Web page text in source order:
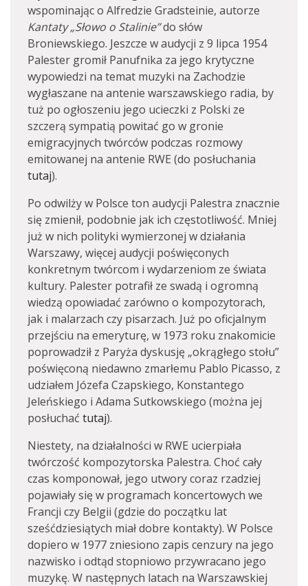
wspominając o Alfredzie Gradsteinie, autorze
Kantaty „Słowo o Stalinie”do słów
Broniewskiego. Jeszcze w audycji z 9 lipca 1954
Palester gromił Panufnika za jego krytyczne
wypowiedzi na temat muzyki na Zachodzie
wygłaszane na antenie warszawskiego radia, by
tuż po ogłoszeniu jego ucieczki z Polski ze
szczerą sympatią powitać go w gronie
emigracyjnych twórców podczas rozmowy
emitowanej na antenie RWE (do posłuchania
tutaj).
Po odwilży w Polsce ton audycji Palestra znacznie
się zmienił, podobnie jak ich częstotliwość. Mniej
już w nich polityki wymierzonej w działania
Warszawy, więcej audycji poświęconych
konkretnym twórcom i wydarzeniom ze świata
kultury. Palester potrafił ze swadą i ogromną
wiedzą opowiadać zarówno o kompozytorach,
jak i malarzach czy pisarzach. Już po oficjalnym
przejściu na emeryturę, w 1973 roku znakomicie
poprowadził z Paryża dyskusję „okrągłego stołu”
poświęconą niedawno zmarłemu Pablo Picasso, z
udziałem Józefa Czapskiego, Konstantego
Jeleńskiego i Adama Sutkowskiego (można jej
posłuchać tutaj).
Niestety, na działalności w RWE ucierpiała
twórczość kompozytorska Palestra. Choć cały
czas komponował, jego utwory coraz rzadziej
pojawiały się w programach koncertowych we
Francji czy Belgii (gdzie do początku lat
sześćdziesiątych miał dobre kontakty). W Polsce
dopiero w 1977 zniesiono zapis cenzury na jego
nazwisko i odtąd stopniowo przywracano jego
muzykę. W następnych latach na Warszawskiej